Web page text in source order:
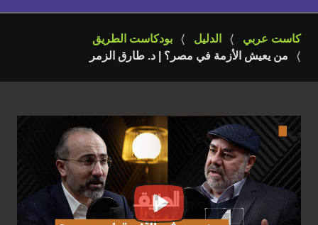
كاست عربي الدليل
بودكاست الطريق
من يعيش الأزمة في مصر؟ | د. طارق الزمر